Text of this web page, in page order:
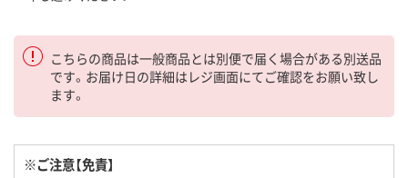
こちらの商品は一般商品とは別便で届く場合がある別送品
です。お届け日の詳細はレジ画面にてご確認をお願い致し
ます。
※ご注意【免責】